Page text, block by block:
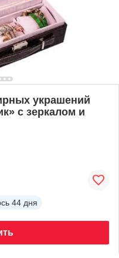
украшений
с зеркалом и
44 дня